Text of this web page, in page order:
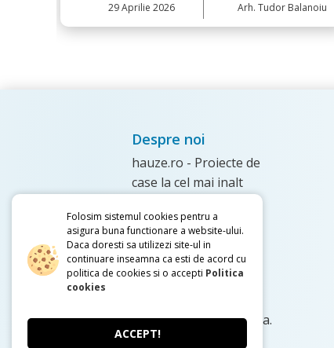
27 Martie 2026 Arh. Tudor Balanoiu
Despre noi
hauze.ro - Proiecte de
case la cel mai inalt
intampinare cu un
catalog de proiecte ce
pot fi ajustate si
personalizate astfel
nevoile dumneavoastra.
Afla Mai Multe
Folosim sistemul cookies pentru a
asigura buna functionare a website-ului.
Daca doresti sa utilizezi site-ul in
continuare inseamna ca esti de acord cu
politica de cookies si o accepti Politica
cookies
ACCEPT!